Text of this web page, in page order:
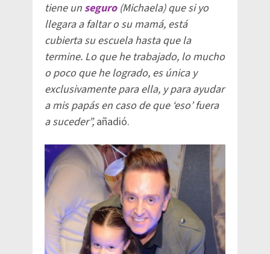
tiene un seguro(Michaela) que si yo
llegara a faltar o su mamá, está
cubierta su escuela hasta que la
termine. Lo que he trabajado, lo mucho
o poco que he logrado, es única y
exclusivamente para ella, y para ayudar
a mis papás en caso de que ‘eso’ fuera
a suceder”,añadió.